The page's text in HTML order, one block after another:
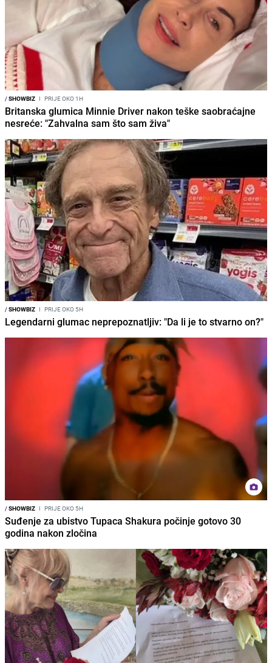
/SHOWBIZ I PRIJE OKO 1H
Britanska glumica Minnie Driver nakon teške saobraćajne
nesreće: "Zahvalna sam što sam živa"
/SHOWBIZ I PRIJE OKO 5H
Legendarni glumac neprepoznatljiv: "Da li je to stvarno on?"
/SHOWBIZ I PRIJE OKO 5H
Suđenje za ubistvo Tupaca Shakura počinje gotovo 30
godina nakon zločina